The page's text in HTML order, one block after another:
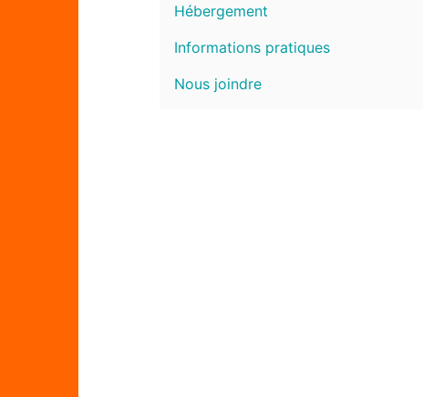
Hébergement
Informations pratiques
Nous joindre